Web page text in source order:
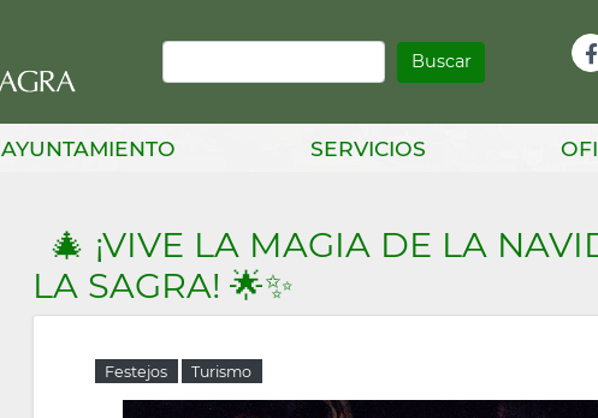
Buscar
AYUNTAMIENTO SERVICIOS
🎄 ¡VIVE LA MAGIA DE LA
LA SAGRA! 🌟✨
Festejos Turismo